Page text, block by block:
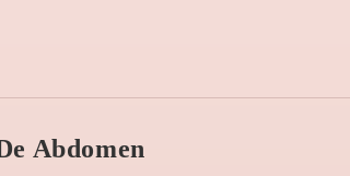
Abdomen